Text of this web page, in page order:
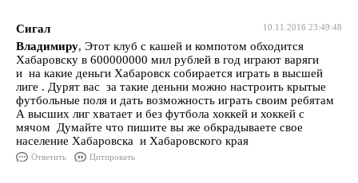
10.11.2016 23:49:48
Сигал
Владимиру, Этот клуб с кашей и компотом обходится
Хабаровску в 600000000 мил рублей в год играют варяги
и на какие деньги Хабаровск собирается играть в высшей
лиге . Дурят вас за такие деньни можно настроить крытые
футбольные поля и дать возможность играть своим ребятам
А высших лиг хватает и без футбола хоккей и хоккей с
мячом Думайте что пишите вы же обкрадываете свое
население Хабаровска и Хабаровского края
Ответить Цитировать